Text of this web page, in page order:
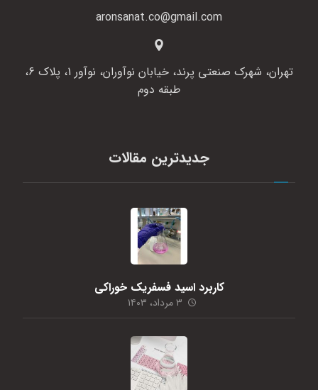
aronsanat.co@gmail.com
تهران، شهرک صنعتی پرند، خیابان نوآوران، نوآور 1، پلاک 6،
طبقه دوم
جدیدترین مقالات
کاربرد اسید فسفریک خوراکی
۳ مرداد، ۱۴۰۳